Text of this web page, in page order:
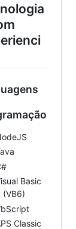
Basic
(VB6)
Classic